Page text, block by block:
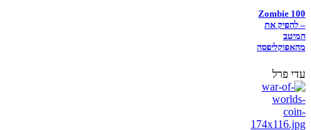
Zombie 100
– להפיק את
המיטב
מהאפוקליפסה
עדי פרל